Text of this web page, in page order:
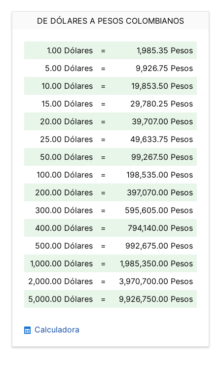
DE DÓLARES A PESOS COLOMBIANOS
1.00 Dólares =
1,985.35 Pesos
5.00 Dólares
=
9,926.75 Pesos
10.00 Dólares
=
19,853.50 Pesos
15.00 Dólares
=
29,780.25 Pesos
20.00 Dólares
=
39,707.00 Pesos
25.00 Dólares
=
49,633.75 Pesos
50.00 Dólares
=
99,267.50 Pesos
100.00 Dólares
=
198,535.00 Pesos
200.00 Dólares
=
397,070.00 Pesos
300.00 Dólares
=
595,605.00 Pesos
400.00 Dólares
=
794,140.00 Pesos
500.00 Dólares
=
992,675.00 Pesos
1,000.00 Dólares
=
1,985,350.00 Pesos
2,000.00 Dólares
=
3,970,700.00 Pesos
5,000.00 Dólares
= 9,926,750.00 Pesos
Calculadora